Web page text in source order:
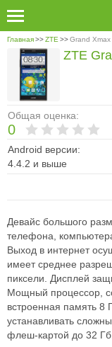
Главная>>ZTE >>Grand Xmax
Общая оценка:
0
Android версии:
4.4.2 и выше
ZTE
Девайс большого
телефона,
Выход в интернет
имеет среднее
пиксели. Дисплей
Мощный процессор,
встроенная память 8
устанавливать
флеш-картой до 32 Гб.